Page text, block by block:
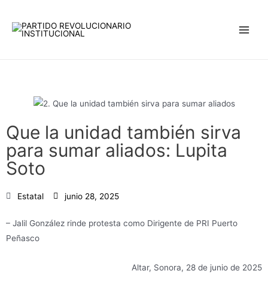
contenido
Que la unidad también sirva
para sumar aliados: Lupita
Soto
Estatal junio 28, 2025
– Jalil González rinde protesta como Dirigente de PRI Puerto
Peñasco
Altar, Sonora, 28 de junio de 2025